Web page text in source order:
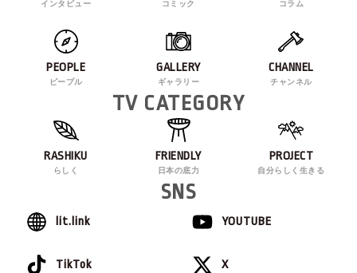
インタビュー コミック コラム
PEOPLE
ピープル
GALLERY
ギャラリー
CHANNEL
チャンネル
TV CATEGORY
RASHIKU
らしく
FRIENDLY
日本の底力
PROJECT
自分らしく生きる
SNS
lit.link YOUTUBE
TikTok X